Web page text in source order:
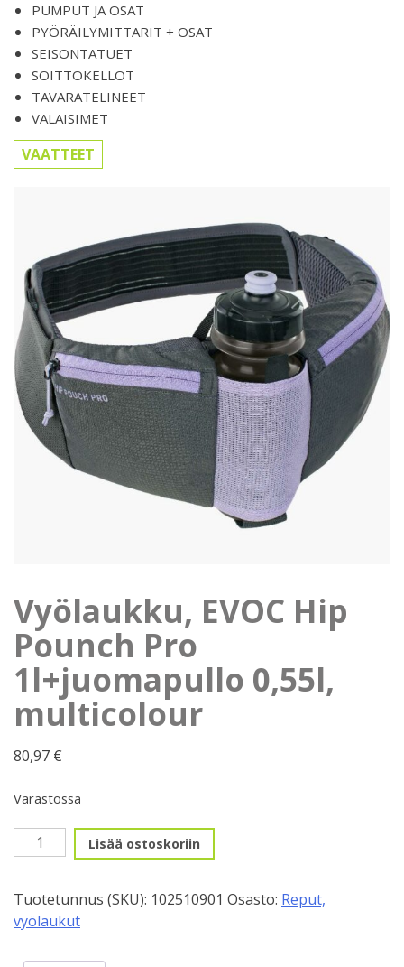
PUMPUT JA OSAT
PYÖRÄILYMITTARIT + OSAT
SEISONTATUET
SOITTOKELLOT
TAVARATELINEET
VALAISIMET
VAATTEET
Vyölaukku, EVOC Hip
Pounch Pro
1l+juomapullo 0,55l,
multicolour
80,97 €
Varastossa
Vyölaukku,
EVOC
Pounch
Pro
Lisää ostoskoriin
Tuotetunnus (SKU): 102510901 Osasto: Reput,
vyölaukut